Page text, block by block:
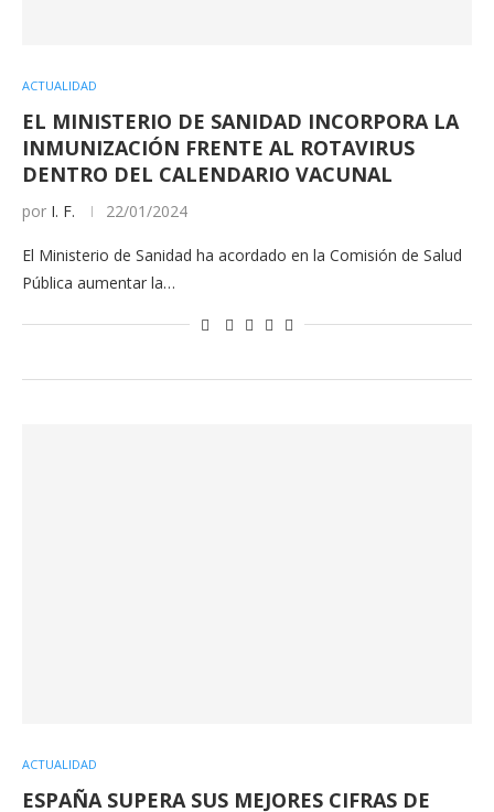
ACTUALIDAD
EL MINISTERIO DE SANIDAD INCORPORA LA
INMUNIZACIÓN FRENTE AL ROTAVIRUS
DENTRO DEL CALENDARIO VACUNAL
por I. F. 22/01/2024
El Ministerio de Sanidad ha acordado en la Comisión de Salud
Pública aumentar la…
ACTUALIDAD
ESPAÑA SUPERA SUS MEJORES CIFRAS DE